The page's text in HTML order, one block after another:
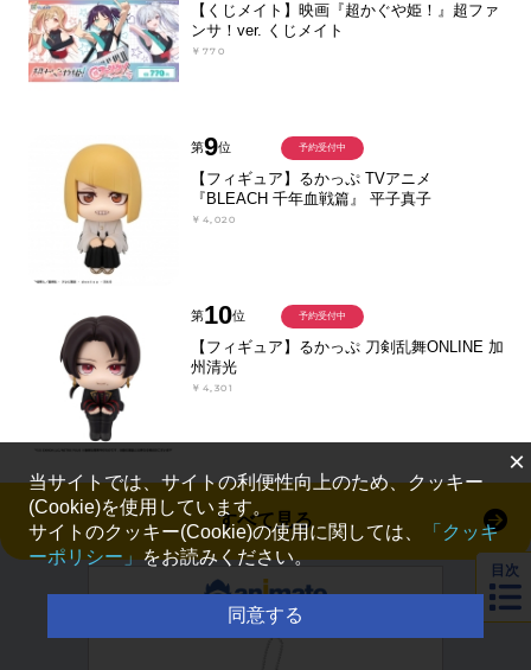
【くじメイト】映画『超かぐや姫！』超ファ
ンサ！ver. くじメイト
￥770
第9位
【フィギュア】るかっぷ TVアニメ
『BLEACH 千年血戦篇』 平子真子
￥4,020
予約受付中
第10位
【フィギュア】るかっぷ 刀剣乱舞ONLINE 加
州清光
￥4,301
予約受付中
すべて見る
目次
×
当サイトでは、サイトの利便性向上のため、クッキー
(Cookie)を使用しています。
サイトのクッキー(Cookie)の使用に関しては、
「クッキ
ーポリシー」をお読みください。
同意する